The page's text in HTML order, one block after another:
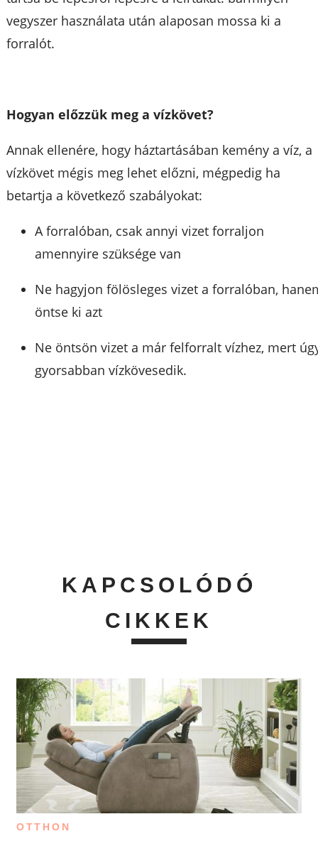
vegyszer használata után alaposan mossa ki a
forralót.
Hogyan előzzük meg a vízkövet?
Annak ellenére, hogy háztartásában kemény a víz, a
vízkövet mégis meg lehet előzni, mégpedig ha
betartja a következő szabályokat:
A forralóban, csak annyi vizet forraljon
amennyire szüksége van
Ne hagyjon fölösleges vizet a forralóban,
öntse ki azt
Ne öntsön vizet a már felforralt vízhez, mert
gyorsabban vízkövesedik.
KAPCSOLÓDÓ
CIKKEK
OTTHON